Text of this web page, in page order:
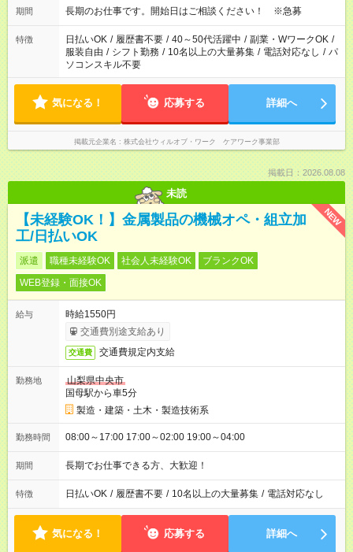
期間 長期のお仕事です。開始日はご相談ください！ ※急募
特徴 日払いOK / 履歴書不要 / 40～50代活躍中 / 副業・WワークOK /
服装自由 / シフト勤務 / 10名以上の大量募集 / 電話対応なし / パ
ソコンスキル不要
気になる！ 応募する 詳細へ
掲載元企業名 株式会社ウィルオブ・ワーク ケアワーク事業部
掲載日：2026.08.08
未読
NEW
【未経験OK！】金属製品の機械オペ・組立加
工/日払いOK
派遣 職種未経験OK 社会人未経験OK
ブランクOK
WEB登録・面接OK
給与
時給1550円
交通費別途支給あり
交通費 交通費規定内支給
勤務地
山梨県中央市
国母駅から車5分
製造・建築・土木・製造技術系
勤務時間 08:00～17:00 17:00～02:00 19:00～04:00
期間 長期でお仕事できる方、大歓迎！
特徴 日払いOK / 履歴書不要 / 10名以上の大量募集 / 電話対応なし
気になる！ 応募する 詳細へ